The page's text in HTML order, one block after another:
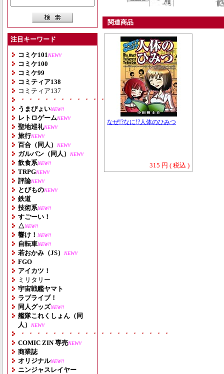
注目キーワード
コミケ101 NEW!!
コミケ100
コミケ99
コミティア138
コミティア137
・・・・・・・・・・・・・・・・・・・
うまぴょいNEW!!
レトロゲームNEW!!
聖地巡礼NEW!!
旅行NEW!!
百合（同人） NEW!!
ガルパン（同人） NEW!!
飲食系NEW!!
TRPGNEW!!
評論NEW!!
とびものNEW!!
鉄道
技術系NEW!!
すごーい！
△NEW!!
響け！ NEW!!
自転車NEW!!
若おかみ（JS） NEW!!
FGO
アイカツ！
ミリタリー
宇宙戦艦ヤマト
ラブライブ！
同人グッズNEW!!
艦隊これくしょん（同
人）
NEW!!
・・・・・・・・・・・・・・・・・・・
COMIC ZIN 専売NEW!!
商業誌
オリジナルNEW!!
ニンジャスレイヤー
関連商品
なぜ!?なに!?人体のひみつ
315 円 ( 税込 )